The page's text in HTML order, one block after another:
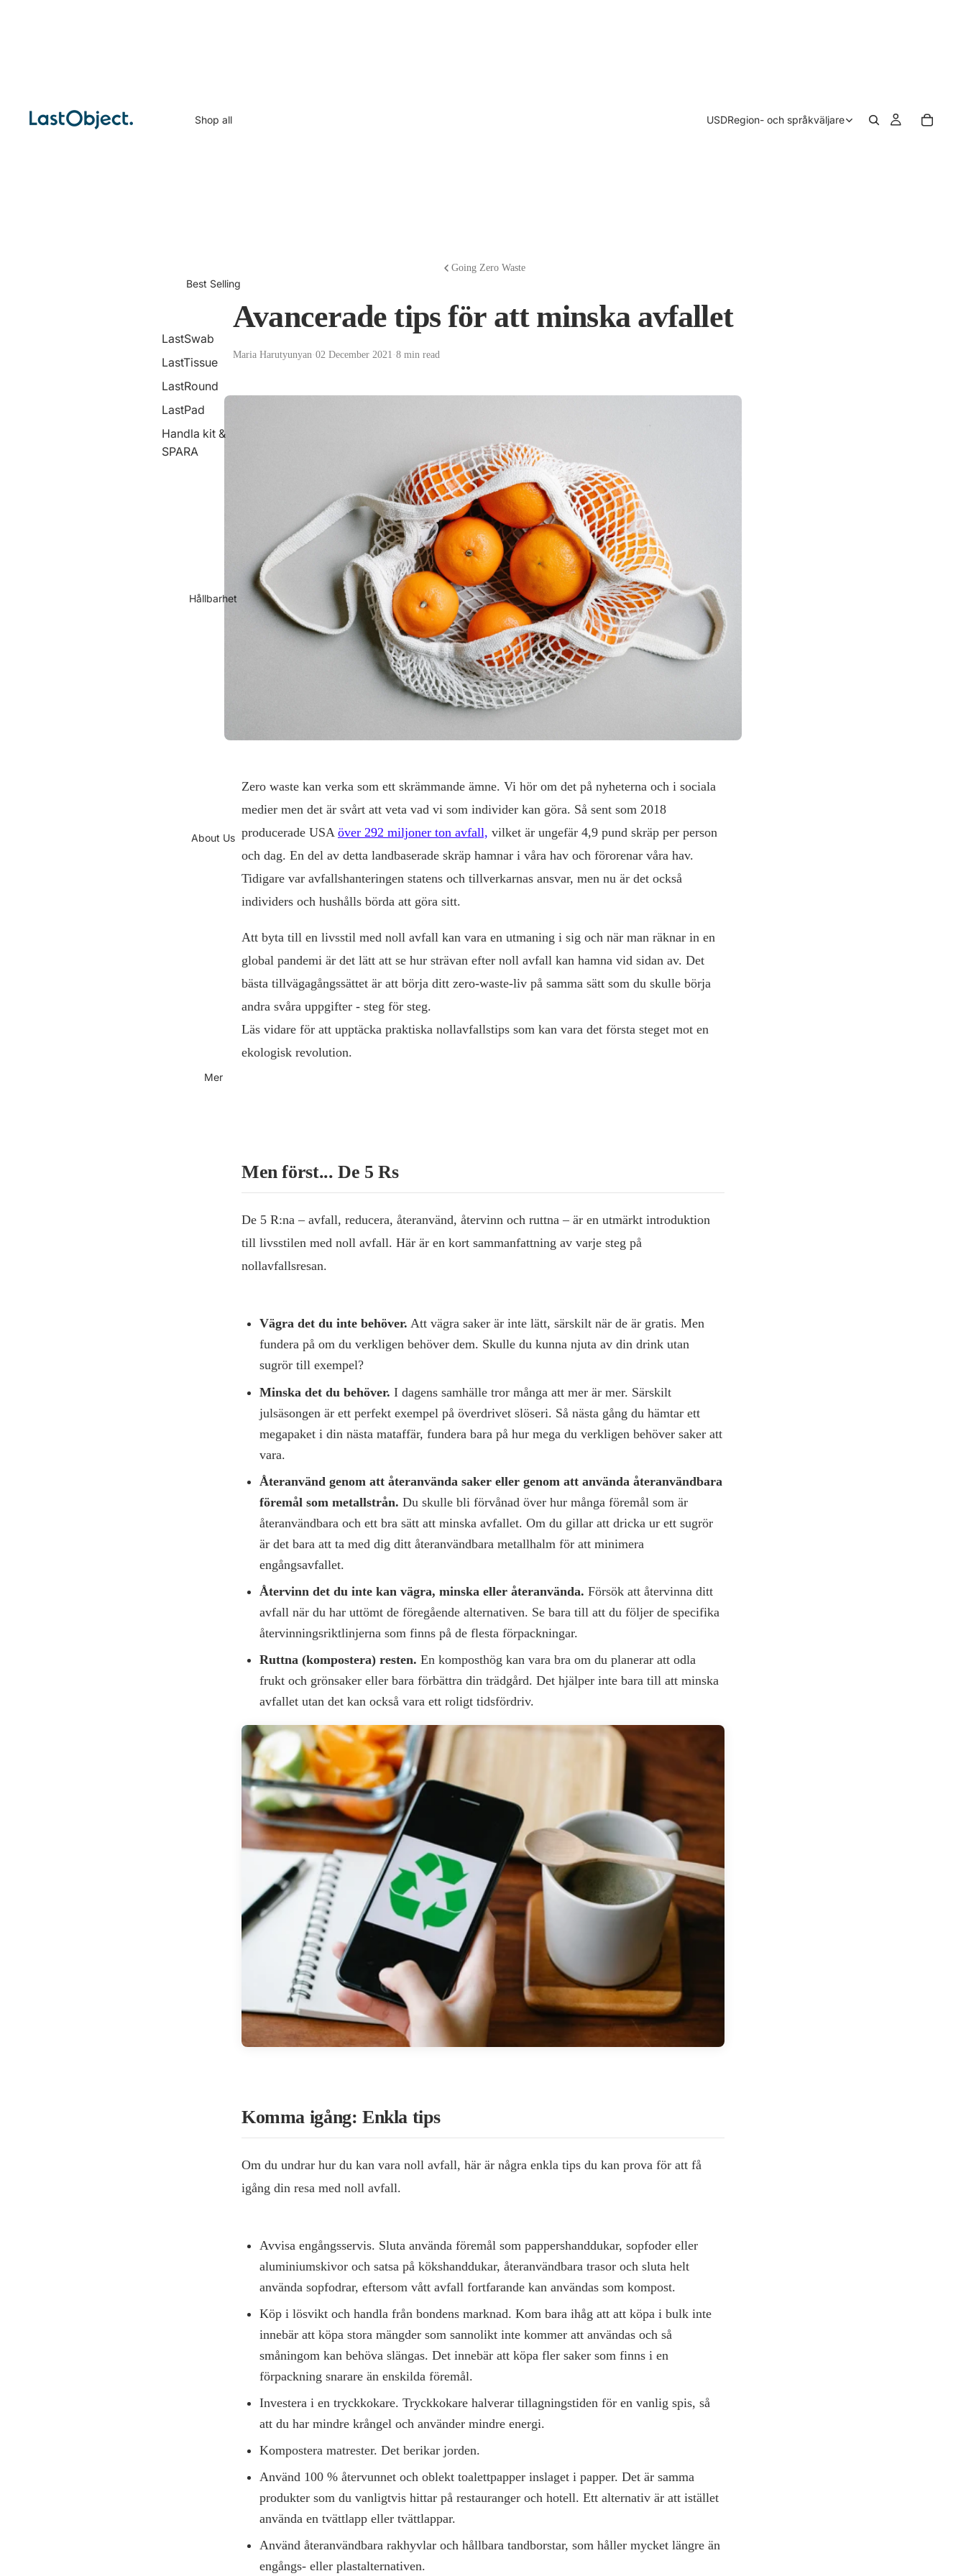
Shop all
Best Selling
LastSwab
LastTissue
LastRound
LastPad
Handla kit &
SPARA
Hållbarhet
About Us
Mer
USDRegion- och språkväljare
Going Zero Waste
Avancerade tips för att minska avfallet
Maria Harutyunyan·02 December 2021 ·8 min read
Zero waste kan verka som ett skrämmande ämne. Vi hör om det på nyheterna och i sociala
medier men det är svårt att veta vad vi som individer kan göra. Så sent som 2018
producerade USA över 292 miljoner ton avfall, vilket är ungefär 4,9 pund skräp per person
och dag. En del av detta landbaserade skräp hamnar i våra hav och förorenar våra hav.
Tidigare var avfallshanteringen statens och tillverkarnas ansvar, men nu är det också
individers och hushålls börda att göra sitt.
Att byta till en livsstil med noll avfall kan vara en utmaning i sig och när man räknar in en
global pandemi är det lätt att se hur strävan efter noll avfall kan hamna vid sidan av. Det
bästa tillvägagångssättet är att börja ditt zero-waste-liv på samma sätt som du skulle börja
andra svåra uppgifter - steg för steg.
Läs vidare för att upptäcka praktiska nollavfallstips som kan vara det första steget mot en
ekologisk revolution.
Men först... De 5 Rs
De 5 R:na – avfall, reducera, återanvänd, återvinn och ruttna – är en utmärkt introduktion
till livsstilen med noll avfall. Här är en kort sammanfattning av varje steg på
nollavfallsresan.
Vägra det du inte behöver. Att vägra saker är inte lätt, särskilt när de är gratis. Men
fundera på om du verkligen behöver dem. Skulle du kunna njuta av din drink utan
sugrör till exempel?
Minska det du behöver. I dagens samhälle tror många att mer är mer. Särskilt
julsäsongen är ett perfekt exempel på överdrivet slöseri. Så nästa gång du hämtar ett
megapaket i din nästa mataffär, fundera bara på hur mega du verkligen behöver saker att
vara.
Återanvänd genom att återanvända saker eller genom att använda återanvändbara
föremål som metallstrån. Du skulle bli förvånad över hur många föremål som är
återanvändbara och ett bra sätt att minska avfallet. Om du gillar att dricka ur ett sugrör
är det bara att ta med dig ditt återanvändbara metallhalm för att minimera
engångsavfallet.
Återvinn det du inte kan vägra, minska eller återanvända. Försök att återvinna ditt
avfall när du har uttömt de föregående alternativen. Se bara till att du följer de specifika
återvinningsriktlinjerna som finns på de flesta förpackningar.
Ruttna (kompostera) resten. En komposthög kan vara bra om du planerar att odla
frukt och grönsaker eller bara förbättra din trädgård. Det hjälper inte bara till att minska
avfallet utan det kan också vara ett roligt tidsfördriv.
Komma igång: Enkla tips
Om du undrar hur du kan vara noll avfall, här är några enkla tips du kan prova för att få
igång din resa med noll avfall.
Avvisa engångsservis. Sluta använda föremål som pappershanddukar, sopfoder eller
aluminiumskivor och satsa på kökshanddukar, återanvändbara trasor och sluta helt
använda sopfodrar, eftersom vått avfall fortfarande kan användas som kompost.
Köp i lösvikt och handla från bondens marknad. Kom bara ihåg att att köpa i bulk inte
innebär att köpa stora mängder som sannolikt inte kommer att användas och så
småningom kan behöva slängas. Det innebär att köpa fler saker som finns i en
förpackning snarare än enskilda föremål.
Investera i en tryckkokare. Tryckkokare halverar tillagningstiden för en vanlig spis, så
att du har mindre krångel och använder mindre energi.
Kompostera matrester. Det berikar jorden.
Använd 100 % återvunnet och oblekt toalettpapper inslaget i papper. Det är samma
produkter som du vanligtvis hittar på restauranger och hotell. Ett alternativ är att istället
använda en tvättlapp eller tvättlappar.
Använd återanvändbara rakhyvlar och hållbara tandborstar, som håller mycket längre än
engångs- eller plastalternativen.